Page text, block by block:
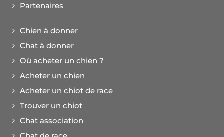
Partenaires
Chien à donner
Chat à donner
Où acheter un chien ?
Acheter un chien
Acheter un chiot de race
Trouver un chiot
Chat association